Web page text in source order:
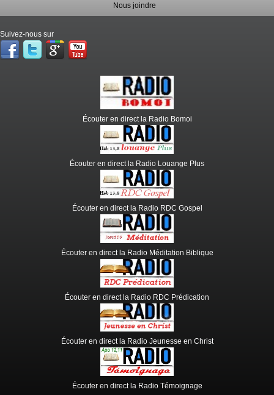
Nous joindre
Suivez-nous sur
Écouter en direct la Radio Bomoi
Écouter en direct la Radio Louange Plus
Écouter en direct la Radio RDC Gospel
Écouter en direct la Radio Méditation Biblique
Écouter en direct la Radio RDC Prédication
Écouter en direct la Radio Jeunesse en Christ
Écouter en direct la Radio Témoignage